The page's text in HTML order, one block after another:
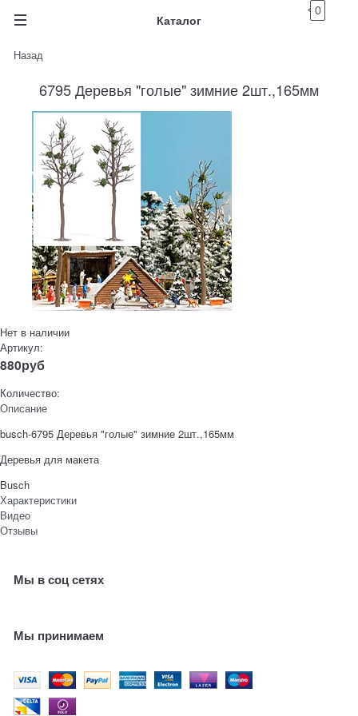
Каталог
0
Назад
6795 Деревья "голые" зимние 2шт.,165мм
Нет в наличии
Артикул:
880руб
Количество:
Описание
busch-6795 Деревья "голые" зимние 2шт.,165мм
Деревья для макета
Busch
Характеристики
Видео
Отзывы
Мы в соц сетях
Мы принимаем